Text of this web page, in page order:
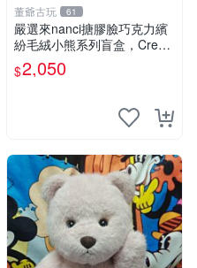
董爺古玩 61
嚴選來nanci搪膠臉巧克力繽
紛毛絨小熊系列盲盒，Crea
my櫻花巧藝盲盒 隱藏款Crea
my櫻花巧藝 嬰熊盲盒娃娃 樂
$2,050